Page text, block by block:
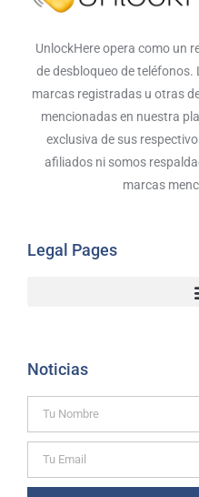
UnlockHere opera como un
de desbloqueo de teléfonos.
marcas registradas u otras
mencionadas en nuestra
exclusiva de sus
afiliados ni somos
marcas
Legal Pages
Noticias